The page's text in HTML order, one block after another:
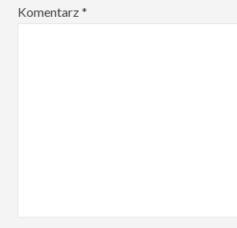
Komentarz*